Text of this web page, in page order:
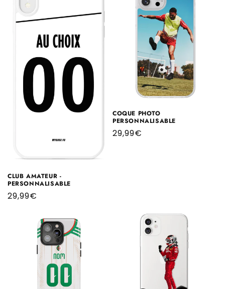
CLUB AMATEUR -
PERSONNALISABLE
Prix
29,99€
COQUE PHOTO
PERSONNALISABLE
Prix
29,99€